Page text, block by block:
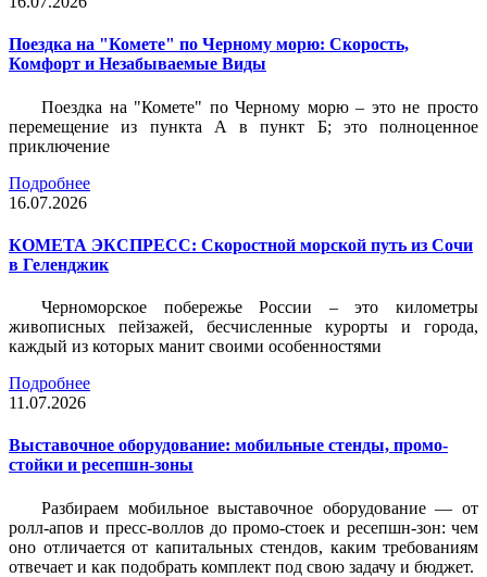
Поездка на "Комете" по Черному морю: Скорость,
Комфорт и Незабываемые Виды
Поездка на "Комете" по Черному морю – это не просто
перемещение из пункта А в пункт Б; это полноценное
приключение
Подробнее
16.07.2026
КОМЕТА ЭКСПРЕСС: Скоростной морской путь из Сочи
в Геленджик
Черноморское побережье России – это километры
живописных пейзажей, бесчисленные курорты и города,
каждый из которых манит своими особенностями
Подробнее
11.07.2026
Выставочное оборудование: мобильные стенды, промо-
стойки и ресепшн-зоны
Разбираем мобильное выставочное оборудование — от
ролл-апов и пресс-воллов до промо-стоек и ресепшн-зон: чем
оно отличается от капитальных стендов, каким требованиям
отвечает и как подобрать комплект под свою задачу и бюджет.